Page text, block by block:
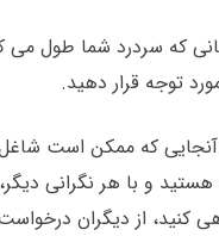
که سردرد شما طول می
توجه قرار دهید.
که ممکن است
و با هر نگرانی
کنید، از دیگران